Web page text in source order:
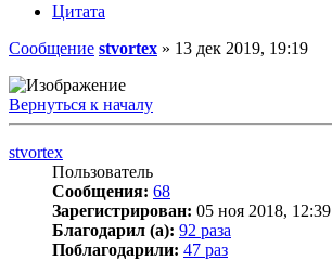
Цитата
Сообщение stvortex » 13 дек 2019, 19:19
Вернуться к началу
stvortex
Пользователь
Сообщения: 68
Зарегистрирован: 05 ноя 2018, 12:39
Благодарил (а): 92 раза
Поблагодарили: 47 раз